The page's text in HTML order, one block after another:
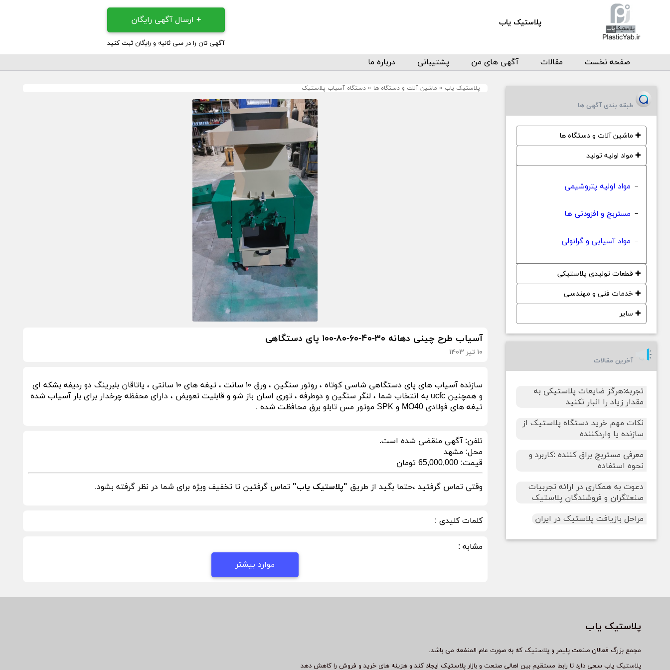
پلاستیک یاب +ارسال آگهی رایگان
آگهی تان را در سی ثانیه و رایگان ثبت کنید
صفحه نخست مقالات آگهی های من پشتیبانی درباره ما
پلاستیک یاب » ماشین آلات و دستگاه ها »دستگاه آسیاب پلاستیک
آسیاب طرح چینی دهانه ۳۰-۴۰-۶۰-۸۰-۱۰۰ پای دستگاهی
۱۰ تیر ۱۴۰۳
سازنده آسیاب های پای دستگاهی شاسی کوتاه ، روتور سنگین ، ورق ۱۰ سانت ، تیغه های ۱۰ سانتی ، یاتاقان بلبرینگ دو ردیفه بشکه ای
و همچنین ucfc به انتخاب شما ، لنگر سنگین و دوطرفه ، توری اسان باز شو و قابلیت تعویض ، دارای محفظه چرخدار برای بار آسیاب شده
تیغه های فولادی MO40 و SPK موتور مس تابلو برق محافظت شده .
تلفن:آگهی منقضی شده است.
محل: مشهد
قیمت:65,000,000 تومان
وقتی تماس گرفتید ،حتما بگید از طریق "پلاستیک یاب"تماس گرفتین تا تخفیف ویژه برای شما در نظر گرفته بشود.
کلمات کلیدی :
مشابه :
موارد بیشتر
طبقه بندی آگهی ها
✚ماشین آلات و دستگاه ها
✚مواد اولیه تولید
− مواد اولیه پتروشیمی
− مستربچ و افزودنی ها
− مواد آسیابی و گرانولی
✚قطعات تولیدی پلاستیکی
✚خدمات فنی و مهندسی
✚سایر
آخرین مقالات
تجربه:هرگز ضایعات پلاستیکی به
مقدار زیاد را انبار نکنید
نکات مهم خرید دستگاه پلاستیک از
سازنده یا واردکننده
معرفی مستربچ براق کننده :کاربرد و
نحوه استفاده
دعوت به همکاری در ارائه تجربیات
صنعتگران و فروشندگان پلاستیک
مراحل بازیافت پلاستیک در ایران
پلاستیک یاب
مجمع بزرگ فعالان صنعت پلیمر و پلاستیک که به صورت عام المنفعه می باشد.
پلاستیک یاب سعی دارد تا رابط مستقیم بین اهالی صنعت و بازار پلاستیک ایجاد کند و هزینه های خرید و فروش را کاهش دهد